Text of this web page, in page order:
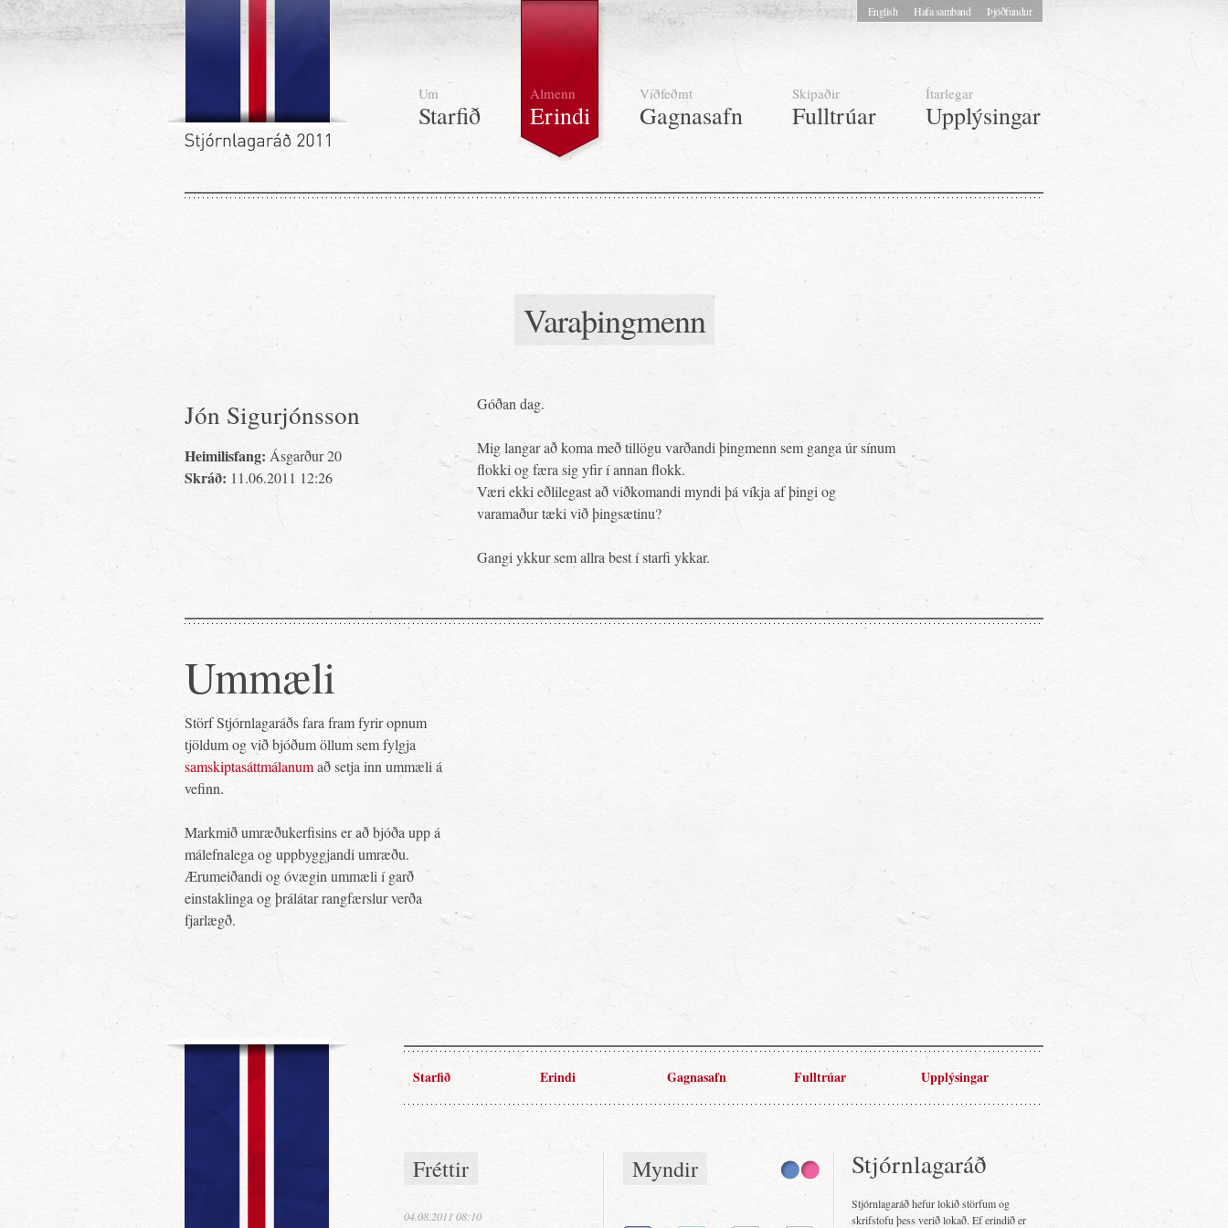
Um
Starfið
Almenn
Erindi
Víðfeðmt
Gagnasafn
Skipaðir
Fulltrúar
Ítarlegar
Upplýsingar
English Hafa samband Þjóðfundur
Varaþingmenn
Jón Sigurjónsson
Heimilisfang: Ásgarður 20
Skráð: 11.06.2011 12:26
Góðan dag.
Mig langar að koma með tillögu varðandi þingmenn sem ganga úr sínum
flokki og færa sig yfir í annan flokk.
Væri ekki eðlilegast að viðkomandi myndi þá víkja af þingi og
varamaður tæki við þingsætinu?
Gangi ykkur sem allra best í starfi ykkar.
Ummæli
Störf Stjórnlagaráðs fara fram fyrir opnum
tjöldum og við bjóðum öllum sem fylgja
samskiptasáttmálanumað setja inn ummæli á
vefinn.
Markmið umræðukerfisins er að bjóða upp á
málefnalega og uppbyggjandi umræðu.
Ærumeiðandi og óvægin ummæli í garð
einstaklinga og þrálátar rangfærslur verða
fjarlægð.
Starfið Erindi Gagnasafn Fulltrúar Upplýsingar
Fréttir
04.08.2011 08:10
Myndir Stjórnlagaráð
Stjórnlagaráð hefur lokið störfum og
skrifstofu þess verið lokað. Ef erindið er